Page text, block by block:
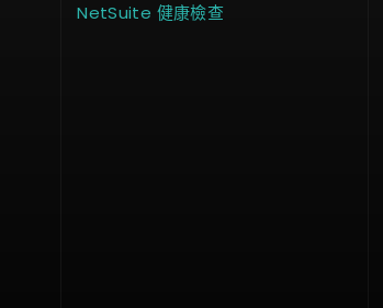
NetSuite 健康檢查